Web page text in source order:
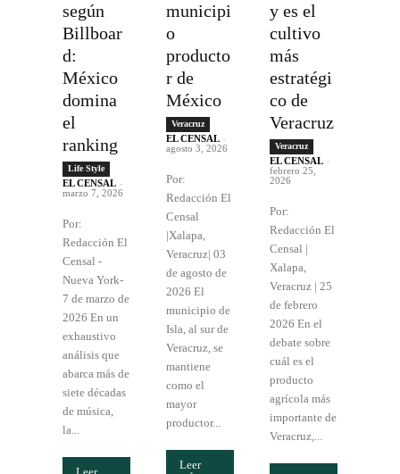
según
Billboar
d:
México
domina
el
ranking
Life Style
EL CENSAL -
marzo 7, 2026
Por:
Redacción El
Censal -
Nueva York-
7 de marzo de
2026 En un
exhaustivo
análisis que
abarca más de
siete décadas
de música,
la...
municipi
o
producto
r de
México
Veracruz
EL CENSAL -
agosto 3, 2026
Por:
Redacción El
Censal
|Xalapa,
Veracruz| 03
de agosto de
2026 El
municipio de
Isla, al sur de
Veracruz, se
mantiene
como el
mayor
productor...
Leer
y es el
cultivo
más
estratégi
co de
Veracruz
Veracruz
EL CENSAL -
febrero 25,
2026
Por:
Redacción El
Censal |
Xalapa,
Veracruz | 25
de febrero
2026 En el
debate sobre
cuál es el
producto
agrícola más
importante de
Veracruz,...